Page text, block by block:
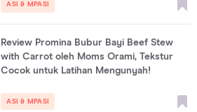
ASI & MPASI
Review Promina Bubur Bayi Beef Stew
with Carrot oleh Moms Orami, Tekstur
Cocok untuk Latihan Mengunyah!
ASI & MPASI